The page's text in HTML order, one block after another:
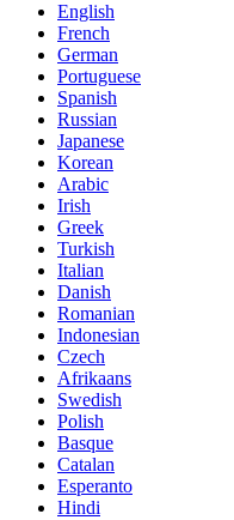
English
French
German
Portuguese
Spanish
Russian
Japanese
Korean
Arabic
Irish
Greek
Turkish
Italian
Danish
Romanian
Indonesian
Czech
Afrikaans
Swedish
Polish
Basque
Catalan
Esperanto
Hindi